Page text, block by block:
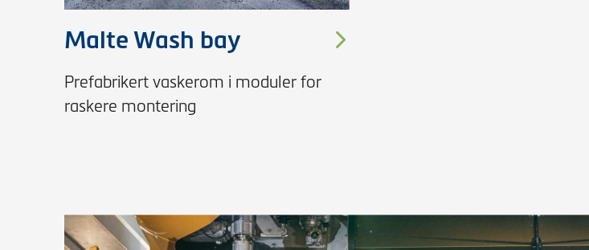
Malte Wash bay
Prefabrikert vaskerom i moduler for
raskere montering